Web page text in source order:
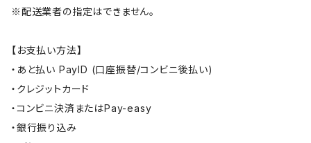
※配送業者の指定はできません。
【お支払い方法】
・あと払い PayID (口座振替/コンビニ後払い)
・クレジットカード
・コンビニ決済またはPay-easy
・銀行振り込み